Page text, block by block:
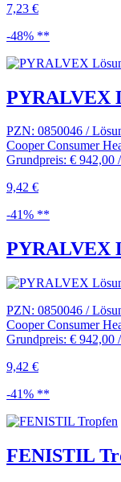
7,23 €
-48% **
PYRALVEX
PZN: 0850046 /
Cooper Consumer
Grundpreis: € 942,00
9,42 €
-41% **
PYRALVEX
PZN: 0850046 /
Cooper Consumer
Grundpreis: € 942,00
9,42 €
-41% **
FENISTIL